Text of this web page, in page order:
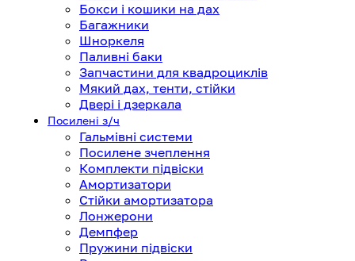
Бокси і кошики на дах
Багажники
Шноркеля
Паливні баки
Запчастини для квадроциклів
Мякий дах, тенти, стійки
Двері і дзеркала
Посилені з/ч
Гальмівні системи
Посилене зчеплення
Комплекти підвіски
Амортизатори
Стійки амортизатора
Лонжерони
Демпфер
Пружини підвіски